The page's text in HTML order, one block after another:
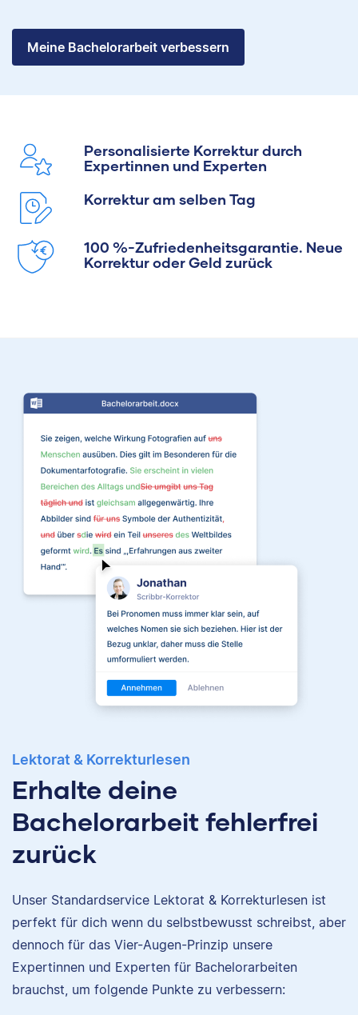
Meine Bachelorarbeit verbessern
Personalisierte Korrektur durch
Expertinnen und Experten
Korrektur am selben Tag
100 %-Zufriedenheitsgarantie. Neue
Korrektur oder Geld zurück
Lektorat & Korrekturlesen
Erhalte deine
Bachelorarbeit fehlerfrei
zurück
Unser Standardservice Lektorat & Korrekturlesen ist
perfekt für dich wenn du selbstbewusst schreibst, aber
dennoch für das Vier-Augen-Prinzip unsere
Expertinnen und Experten für Bachelorarbeiten
brauchst, um folgende Punkte zu verbessern:
Nina